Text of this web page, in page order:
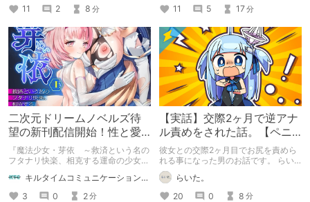
11
2 8 分
11
5 17分
二次元ドリームノベルズ待
望の新刊配信開始！性と愛
が渦巻く、ファンタジー官
能小説開幕！
『魔法少女・芽依 ～救済という名の
フタナリ快楽、相克する運命の少女た
ト：鳩春 一気に上・下巻が同時配
信！
キルタイムコミュニケーション（KTC）の作品を一人でも多くの人に知ってほしい人
3
0 2分
【実話】交際2ヶ月で逆アナ
ル責めをされた話。【ペニ
バン】
彼女との交際2ヶ月目でお尻を責めら
れる事になった男のお話です。 らい
た。のエチエチ体験談#2【逆アナ
ル】 らいた。
20
0 8 分